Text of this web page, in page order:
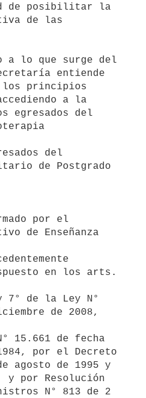
de posibilitar la
de las
a lo que surge del
entiende
los principios
a la
egresados del
del
de Postgrado
por el
de Enseñanza
en los arts.
7° de la Ley N°
de 2008,
15.661 de fecha
por el Decreto
agosto de 1995 y
y por Resolución
N° 813 de 2